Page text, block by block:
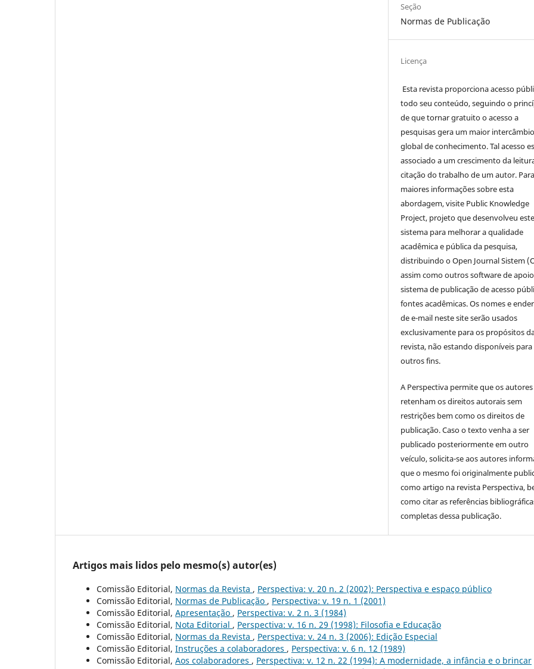
Seção
Normas de Publicação
Licença
Esta revista proporciona acesso
todo seu conteúdo, seguindo o
de que tornar gratuito o acesso a
pesquisas gera um maior intercâmbio
global de conhecimento. Tal acesso
associado a um crescimento da
citação do trabalho de um autor. Para
maiores informações sobre esta
abordagem, visite Public Knowledge
Project, projeto que desenvolveu este
sistema para melhorar a qualidade
acadêmica e pública da pesquisa,
distribuindo o Open Journal Sistem
assim como outros software de
sistema de publicação de acesso
fontes acadêmicas. Os nomes e
de e-mail neste site serão usados
exclusivamente para os propósitos
revista, não estando disponíveis para
outros fins.
A Perspectiva permite que os autores
retenham os direitos autorais sem
restrições bem como os direitos de
publicação. Caso o texto venha a ser
publicado posteriormente em outro
veículo, solicita-se aos autores
que o mesmo foi originalmente
como artigo na revista Perspectiva,
como citar as referências
completas dessa publicação.
Artigos mais lidos pelo mesmo(s) autor(es)
Comissão Editorial, Normas da Revista , Perspectiva: v. 20 n. 2 (2002): Perspectiva e espaço público
Comissão Editorial, Normas de Publicação , Perspectiva: v. 19 n. 1 (2001)
Comissão Editorial, Apresentação , Perspectiva: v. 2 n. 3 (1984)
Comissão Editorial, Nota Editorial , Perspectiva: v. 16 n. 29 (1998): Filosofia e Educação
Comissão Editorial, Normas da Revista , Perspectiva: v. 24 n. 3 (2006): Edição Especial
Comissão Editorial, Instruções a colaboradores , Perspectiva: v. 6 n. 12 (1989)
Comissão Editorial, Aos colaboradores , Perspectiva: v. 12 n. 22 (1994): A modernidade, a infância e o brincar